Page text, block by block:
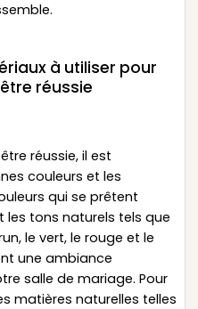
à utiliser pour
réussie
réussie, il est
couleurs et les
qui se prêtent
tons naturels tels que
le vert, le rouge et le
une ambiance
salle de mariage. Pour
matières naturelles telles